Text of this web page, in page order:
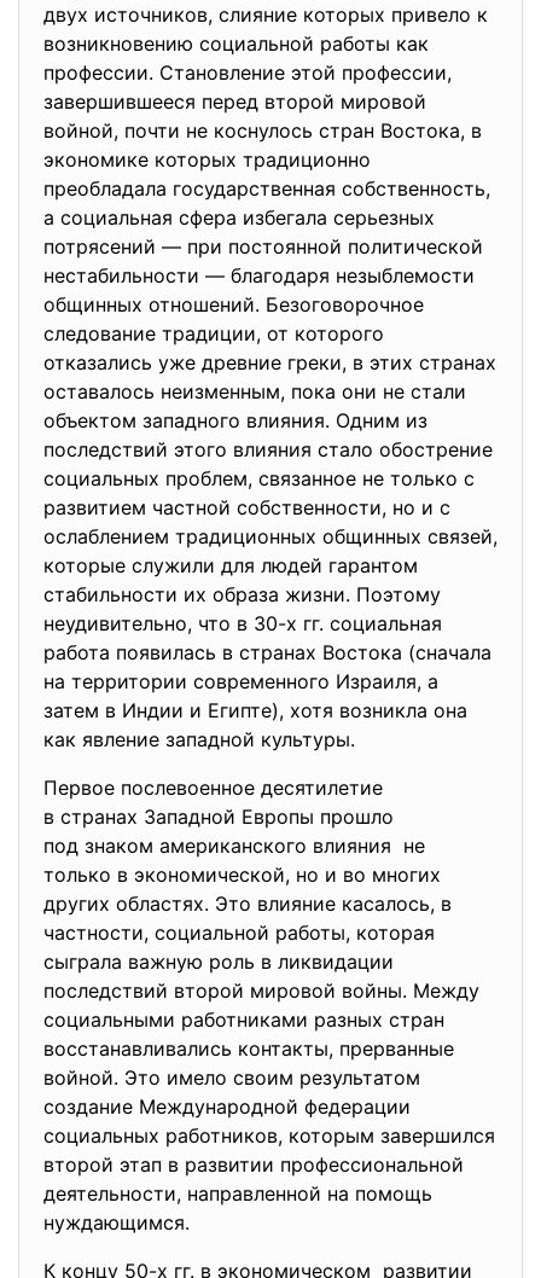
двух источников, слияние которых привело к
возникновению социальной работы как
профессии. Становление этой профессии,
завершившееся перед второй мировой
войной, почти не коснулось стран Востока, в
экономике которых традиционно
преобладала государственная собственность,
а социальная сфера избегала серьезных
потрясений — при постоянной политической
нестабильности — благодаря незыблемости
общинных отношений. Безоговорочное
следование традиции, от которого
отказались уже древние греки, в этих странах
оставалось неизменным, пока они не стали
объектом западного влияния. Одним из
последствий этого влияния стало обострение
социальных проблем, связанное не только с
развитием частной собственности, но и с
ослаблением традиционных общинных связей,
которые служили для людей гарантом
стабильности их образа жизни. Поэтому
неудивительно, что в 30-х гг. социальная
работа появилась в странах Востока (сначала
на территории современного Израиля, а
затем в Индии и Египте), хотя возникла она
как явление западной культуры.
Первое послевоенное десятилетие
в странах Западной Европы прошло
под знаком американского влияния не
только в экономической, но и во многих
других областях. Это влияние касалось, в
частности, социальной работы, которая
сыграла важную роль в ликвидации
последствий второй мировой войны. Между
социальными работниками разных стран
восстанавливались контакты, прерванные
войной. Это имело своим результатом
создание Международной федерации
социальных работников, которым завершился
второй этап в развитии профессиональной
деятельности, направленной на помощь
нуждающимся.
К концу 50-х гг. в экономическом развитии